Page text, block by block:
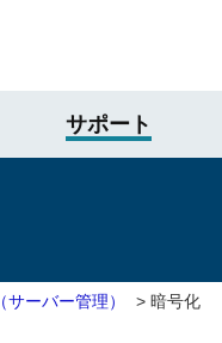
サポート
ーバー管理） > 暗号化